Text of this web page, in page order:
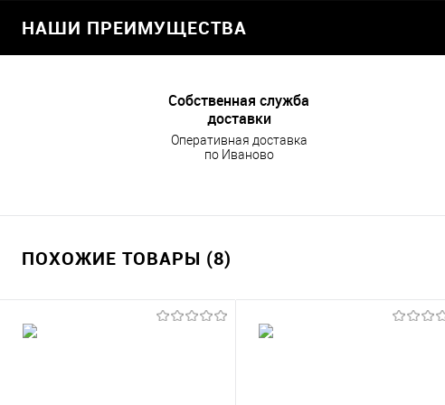
НАШИ ПРЕИМУЩЕСТВА
Собственная служба
доставки
Оперативная доставка
по Иваново
ПОХОЖИЕ ТОВАРЫ (8)